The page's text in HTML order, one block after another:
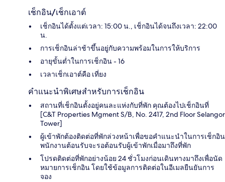
เช็กอิน/เช็กเอาต์
เช็กอินได้ตั้งแต่เวลา: 15:00 น., เช็กอินได้จนถึงเวลา: 22:00
น.
การเช็กอินล่าช้าขึ้นอยู่กับความพร้อมในการให้บริการ
อายุขั้นต่ำในการเช็กอิน - 16
เวลาเช็กเอาต์คือ เที่ยง
คำแนะนำพิเศษสำหรับการเช็กอิน
สถานที่เช็กอินตั้งอยู่คนละแห่งกับที่พัก คุณต้องไปเช็กอินที่
[C&T Properties Mgment S/B, No. 2417, 2nd Floor Selangor
Tower]
ผู้เข้าพักต้องติดต่อที่พักล่วงหน้าเพื่อขอคำแนะนำในการเช็กอิน
พนักงานต้อนรับจะรอต้อนรับผู้เข้าพักเมื่อมาถึงที่พัก
โปรดติดต่อที่พักอย่างน้อย 24 ชั่วโมงก่อนเดินทางมาถึงเพื่อนัด
หมายการเช็กอิน โดยใช้ข้อมูลการติดต่อในอีเมลยืนยันการ
จอง